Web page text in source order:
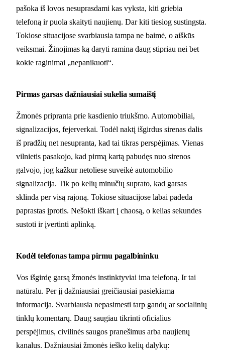
pašoka iš lovos nesuprasdami kas vyksta, kiti griebia
telefoną ir puola skaityti naujienų. Dar kiti tiesiog sustingsta.
Tokiose situacijose svarbiausia tampa ne baimė, o aiškūs
veiksmai. Žinojimas ką daryti ramina daug stipriau nei bet
kokie raginimai „nepanikuoti“.
Pirmas garsas dažniausiai sukelia sumaištį
Žmonės pripranta prie kasdienio triukšmo. Automobiliai,
signalizacijos, fejerverkai. Todėl naktį išgirdus sirenas dalis
iš pradžių net nesupranta, kad tai tikras perspėjimas. Vienas
vilnietis pasakojo, kad pirmą kartą pabudęs nuo sirenos
galvojo, jog kažkur netoliese suveikė automobilio
signalizacija. Tik po kelių minučių suprato, kad garsas
sklinda per visą rajoną. Tokiose situacijose labai padeda
paprastas įprotis. Nešokti iškart į chaosą, o kelias sekundes
sustoti ir įvertinti aplinką.
Kodėl telefonas tampa pirmu pagalbininku
Vos išgirdę garsą žmonės instinktyviai ima telefoną. Ir tai
natūralu. Per jį dažniausiai greičiausiai pasiekiama
informacija. Svarbiausia nepasimesti tarp gandų ar socialinių
tinklų komentarų. Daug saugiau tikrinti oficialius
perspėjimus, civilinės saugos pranešimus arba naujienų
kanalus. Dažniausiai žmonės ieško kelių dalykų: